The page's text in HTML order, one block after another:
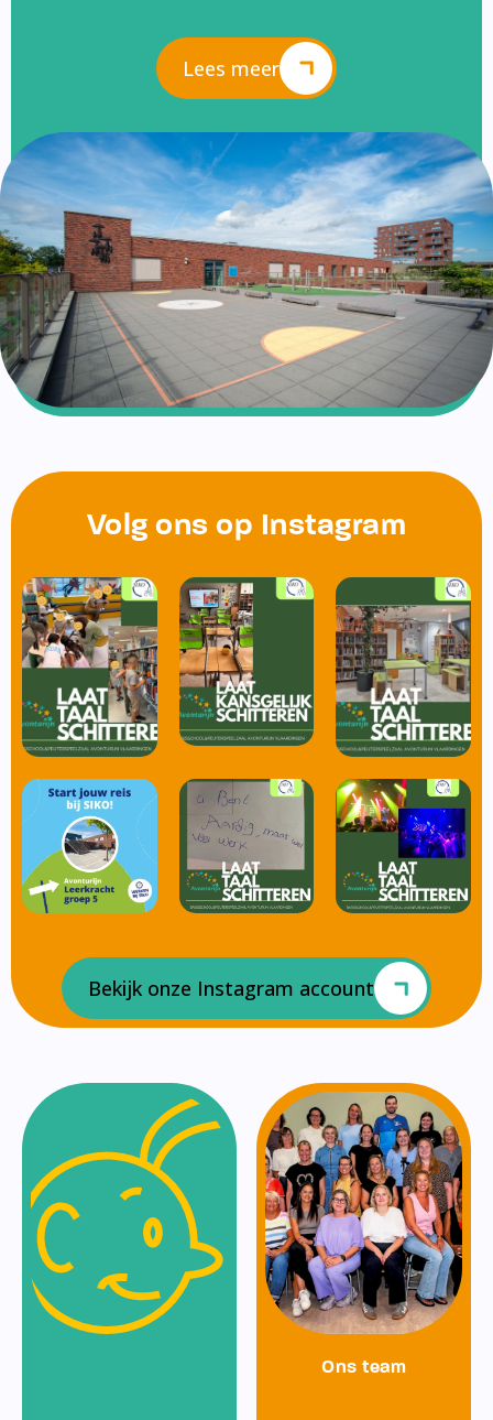
Lees meer
Volg ons op Instagram
Bekijk onze Instagram account
Ons team